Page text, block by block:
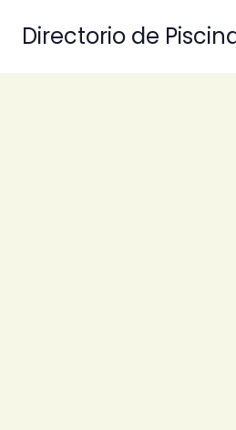
Directorio de